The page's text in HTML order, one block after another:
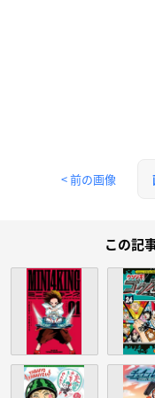
< 前の画像
この記